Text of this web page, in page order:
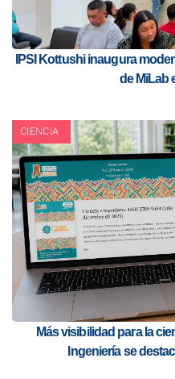
IPSI Kottushi inaugura
de MiLab
CIENCIA
Más visibilidad para la
Ingeniería se